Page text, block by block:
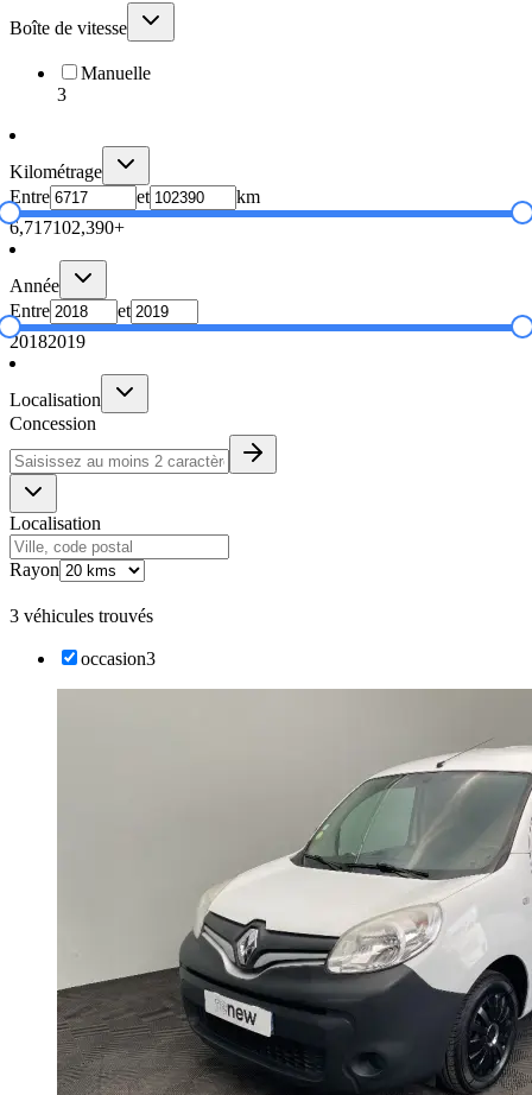
Boîte de vitesse
Manuelle
3
Kilométrage
Entre
et
km
6,717102,390+
Année
Entre
et
20182019
Localisation
Concession
Localisation
Rayon
3 véhicules trouvés
occasion3